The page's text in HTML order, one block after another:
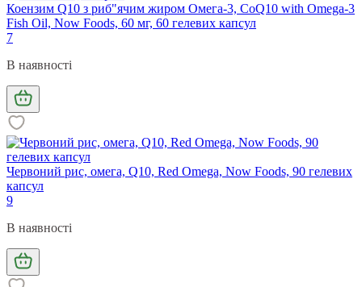
Коензим Q10 з риб"ячим жиром Омега-3, CoQ10 with Omega-3
Fish Oil, Now Foods, 60 мг, 60 гелевих капсул
7
В наявності
Червоний рис, омега, Q10, Red Omega, Now Foods, 90 гелевих
капсул
9
В наявності